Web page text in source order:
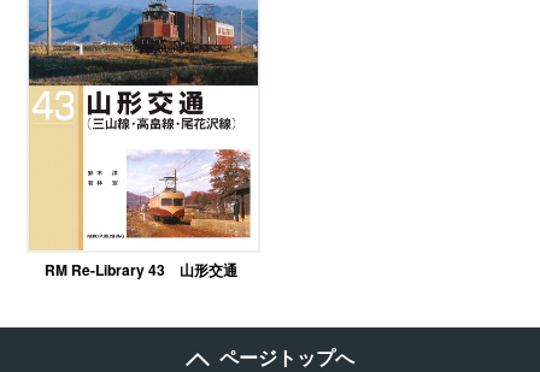
RM Re-Library 43 山形交通
ページトップへ